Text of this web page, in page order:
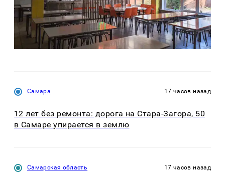
Самара 17 часов назад
12 лет без ремонта: дорога на Стара-Загора, 50
в Самаре упирается в землю
Самарская область 17 часов назад